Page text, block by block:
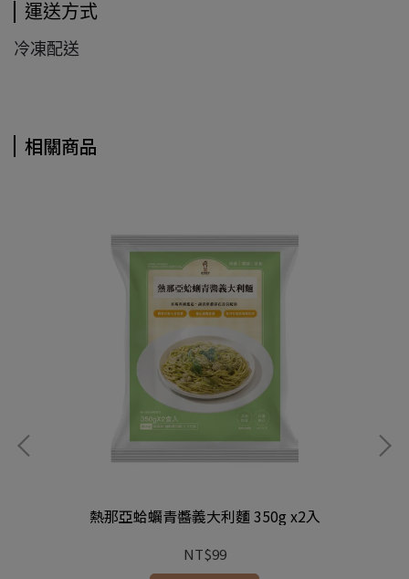
運送方式
冷凍配送
相關商品
熱那亞蛤蠣青醬義大利麵 350g x2入
NT$99